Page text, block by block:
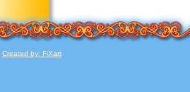
Created by: FiXart